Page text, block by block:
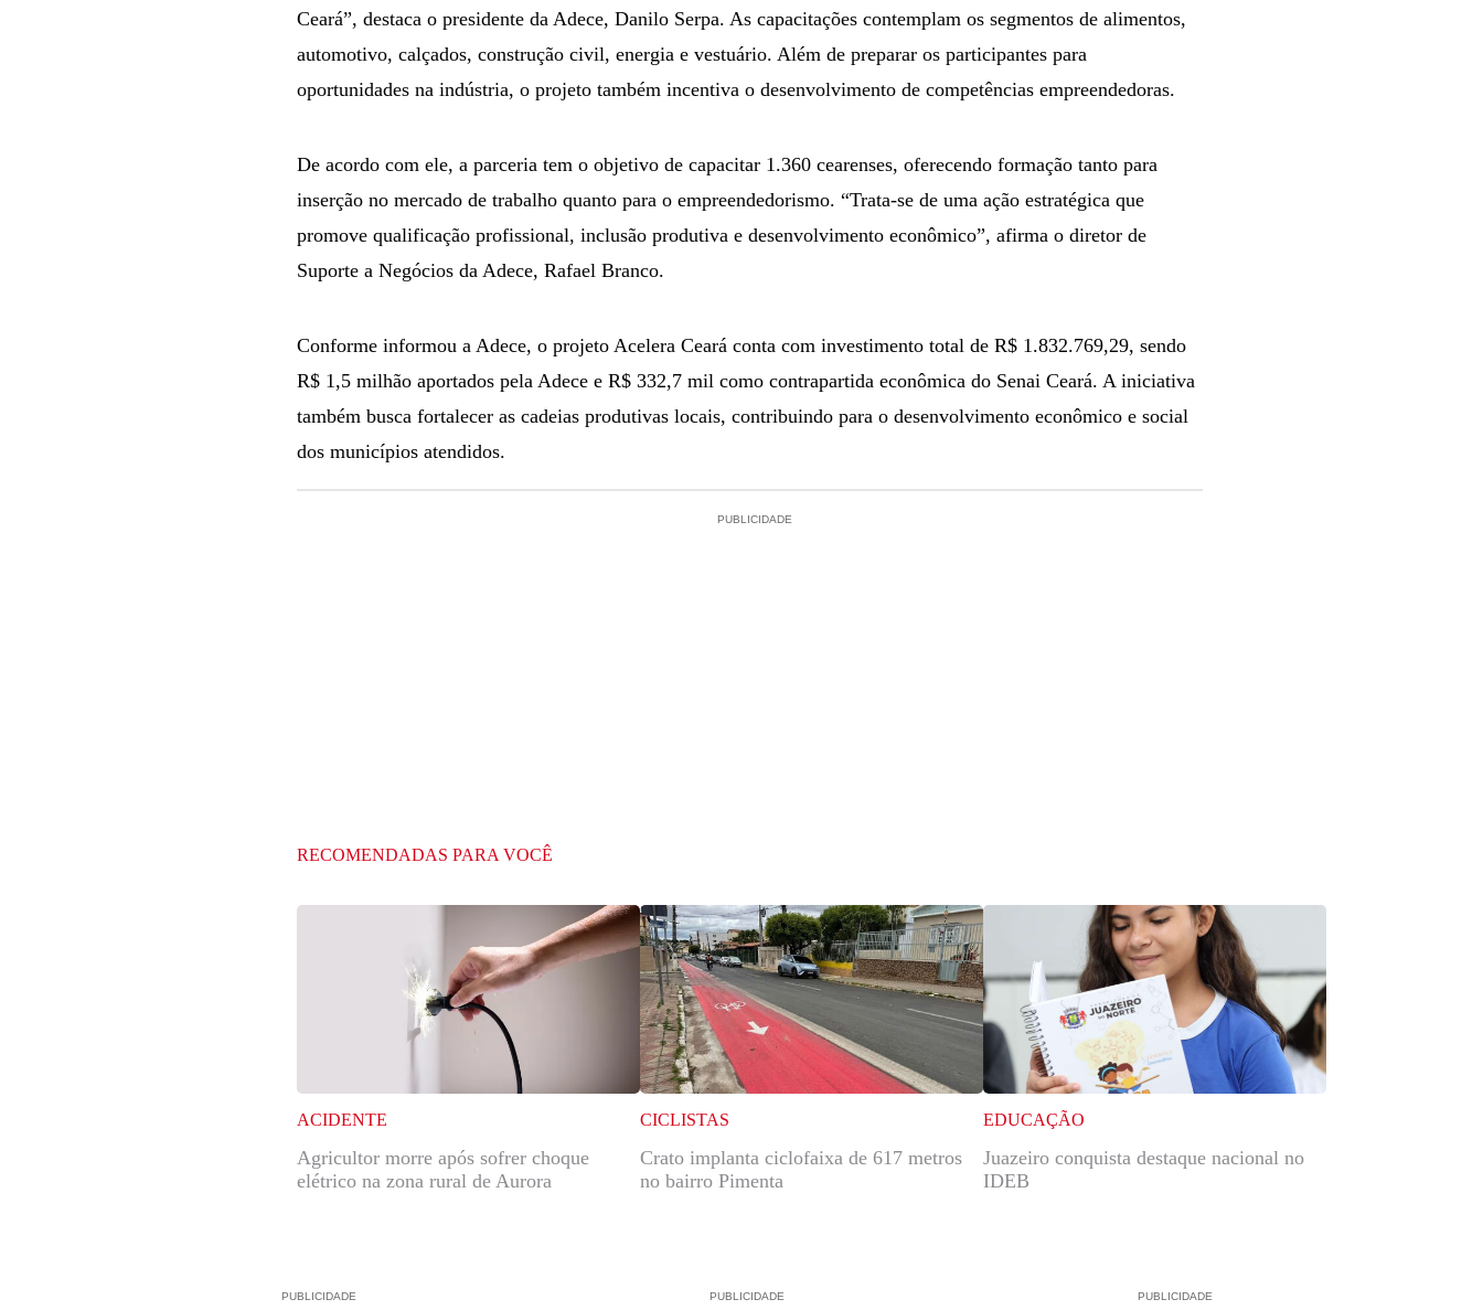
Ceará”, destaca o presidente da Adece, Danilo Serpa. As capacitações contemplam os segmentos de alimentos,
automotivo, calçados, construção civil, energia e vestuário. Além de preparar os participantes para
oportunidades na indústria, o projeto também incentiva o desenvolvimento de competências empreendedoras.
De acordo com ele, a parceria tem o objetivo de capacitar 1.360 cearenses, oferecendo formação tanto para
inserção no mercado de trabalho quanto para o empreendedorismo. “Trata-se de uma ação estratégica que
promove qualificação profissional, inclusão produtiva e desenvolvimento econômico”, afirma o diretor de
Suporte a Negócios da Adece, Rafael Branco.
Conforme informou a Adece, o projeto Acelera Ceará conta com investimento total de R$ 1.832.769,29, sendo
R$ 1,5 milhão aportados pela Adece e R$ 332,7 mil como contrapartida econômica do Senai Ceará. A iniciativa
também busca fortalecer as cadeias produtivas locais, contribuindo para o desenvolvimento econômico e social
dos municípios atendidos.
PUBLICIDADE
RECOMENDADAS PARA VOCÊ
ACIDENTE
Agricultor morre após sofrer choque
elétrico na zona rural de Aurora
CICLISTAS
Crato implanta ciclofaixa de 617 metros
no bairro Pimenta
EDUCAÇÃO
Juazeiro conquista destaque nacional no
IDEB
PUBLICIDADE PUBLICIDADE PUBLICIDADE